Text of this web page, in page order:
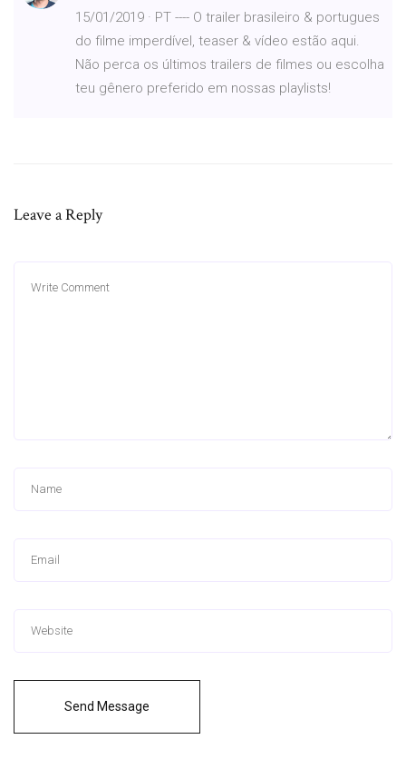
15/01/2019 · PT ---- O trailer brasileiro & portugues
do filme imperdível, teaser & vídeo estão aqui.
Não perca os últimos trailers de filmes ou escolha
teu gênero preferido em nossas playlists!
Leave a Reply
Send Message